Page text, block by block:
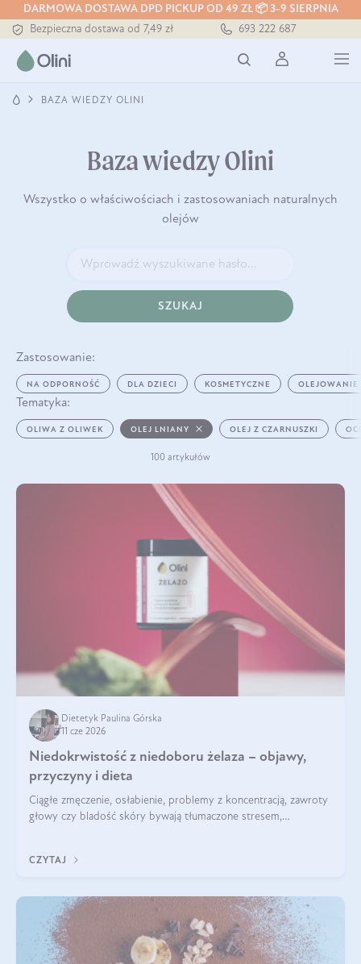
DARMOWA DOSTAWA DPD PICKUP OD 49 ZŁ 📦 3-9 SIERPNIA
Bezpieczna dostawa od 7,49 zł
Darmowa dostawa od 199 zł
Tłoczony zawsze na zimno
693 222 687
BAZA WIEDZY OLINI
Baza wiedzy Olini
Wszystko o właściwościach i zastosowaniach naturalnych
olejów
SZUKAJ
Zastosowanie:
NA ODPORNOŚĆ DLA DZIECI KOSMETYCZNE OLEJOWANIE
Tematyka:
OLIWA Z OLIWEK OLEJ LNIANY OLEJ Z CZARNUSZKI
100 artykułów
Dietetyk Paulina Górska
11 cze 2026
Niedokrwistość z niedoboru żelaza – objawy,
przyczyny i dieta
Ciągłe zmęczenie, osłabienie, problemy z koncentracją, zawroty
głowy czy bladość skóry bywają tłumaczone stresem,
CZYTAJ